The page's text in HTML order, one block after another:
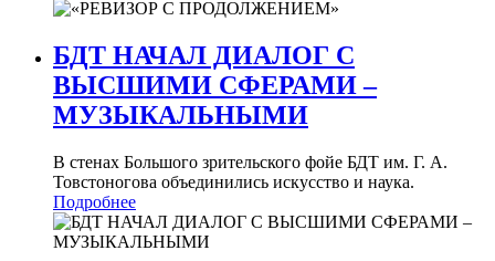
БДТ НАЧАЛ ДИАЛОГ С
ВЫСШИМИ СФЕРАМИ –
МУЗЫКАЛЬНЫМИ
В стенах Большого зрительского фойе БДТ им. Г. А.
Товстоногова объединились искусство и наука.
Подробнее